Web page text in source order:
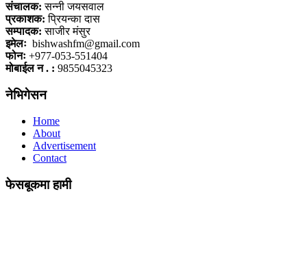
संचालक: सन्नी जयसवाल
प्रकाशक: प्रियन्का दास
सम्पादक: साजीर मंसुर
इमेलः bishwashfm@gmail.com
फोनः +977-053-551404
मोबाईल न . : 9855045323
नेभिगेसन
Home
About
Advertisement
Contact
फेसबूकमा हामी